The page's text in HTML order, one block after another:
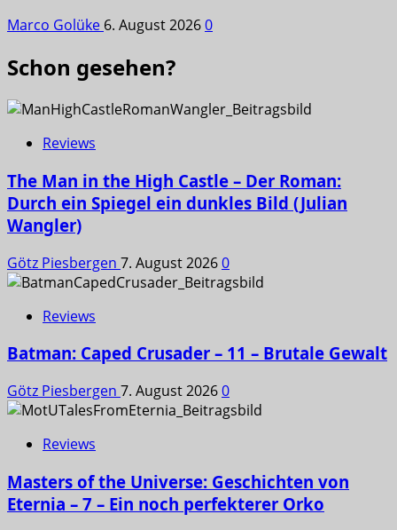
Marco Golüke 6. August 20260
Schon gesehen?
Reviews
The Man in the High Castle – Der Roman:
Durch ein Spiegel ein dunkles Bild (Julian
Wangler)
Götz Piesbergen 7. August 20260
Reviews
Batman: Caped Crusader – 11 – Brutale Gewalt
Götz Piesbergen 7. August 20260
Reviews
Masters of the Universe: Geschichten von
Eternia – 7 – Ein noch perfekterer Orko